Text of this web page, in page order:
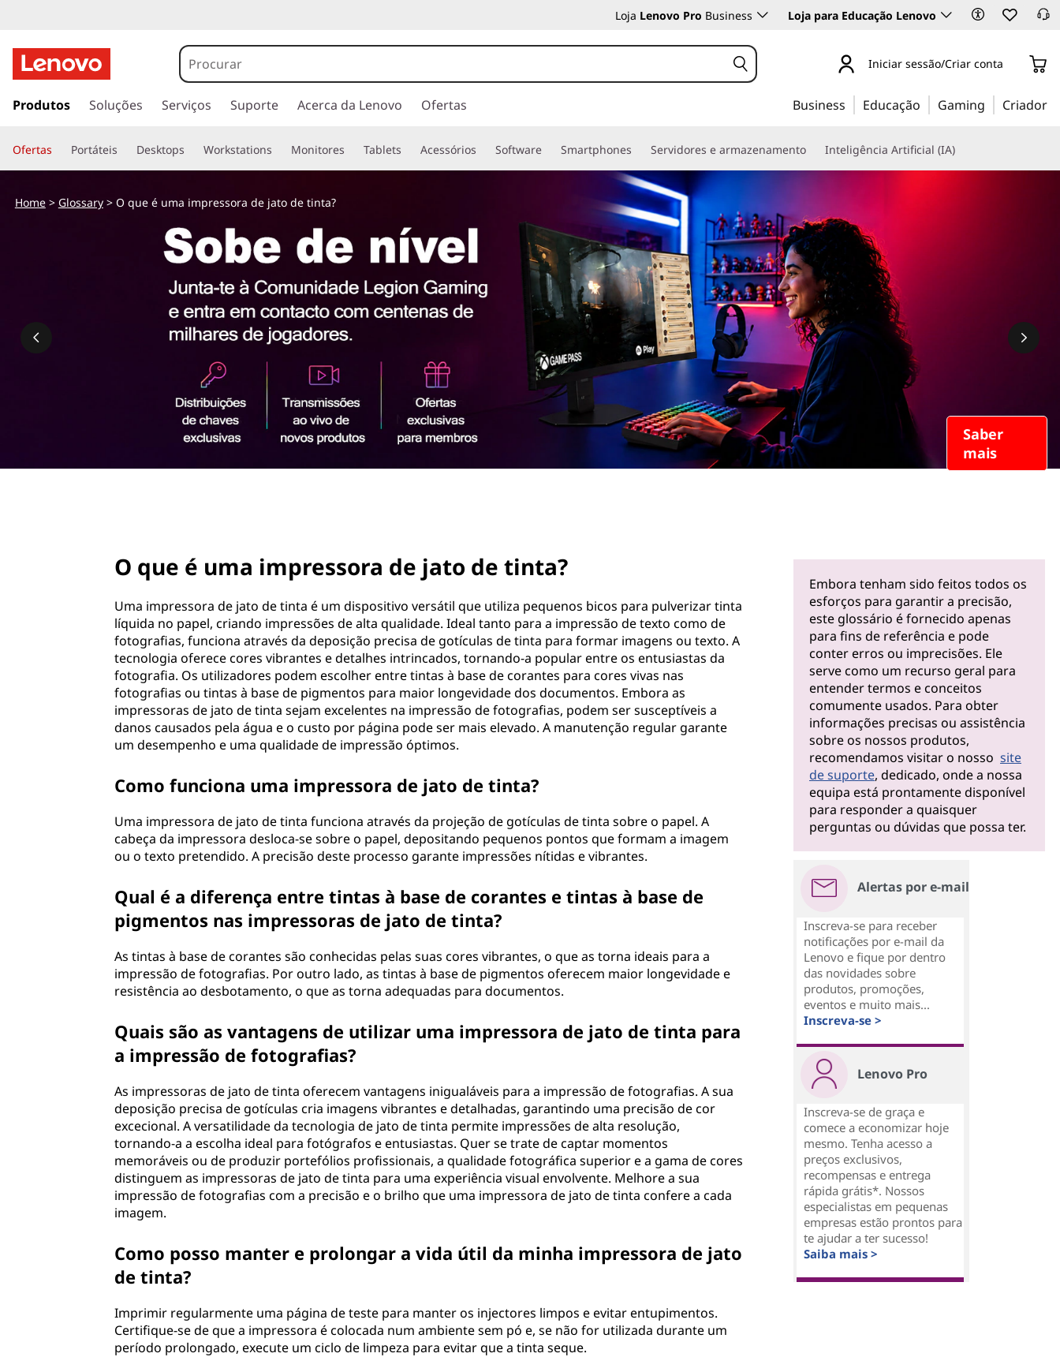
q
u
e
é
Loja Lenovo Pro Business Loja para Educação Lenovo
a
a
r
a
n
Iniciar sessão/Criar conta
Produtos Soluções Serviços Suporte Acerca da Lenovo Ofertas Business Educação Gaming Criador
Ofertas Portáteis Desktops Workstations Monitores Tablets Acessórios Software Smartphones Servidores e armazenamento Inteligência Artificial (IA)
Saber
mais
Home> Glossary> O que é uma impressora de jato de tinta?
O que é uma impressora de jato de tinta?
Uma impressora de jato de tinta é um dispositivo versátil que utiliza pequenos bicos para pulverizar tinta
líquida no papel, criando impressões de alta qualidade. Ideal tanto para a impressão de texto como de
fotografias, funciona através da deposição precisa de gotículas de tinta para formar imagens ou texto. A
tecnologia oferece cores vibrantes e detalhes intrincados, tornando-a popular entre os entusiastas da
fotografia. Os utilizadores podem escolher entre tintas à base de corantes para cores vivas nas
fotografias ou tintas à base de pigmentos para maior longevidade dos documentos. Embora as
impressoras de jato de tinta sejam excelentes na impressão de fotografias, podem ser susceptíveis a
danos causados pela água e o custo por página pode ser mais elevado. A manutenção regular garante
um desempenho e uma qualidade de impressão óptimos.
Como funciona uma impressora de jato de tinta?
Uma impressora de jato de tinta funciona através da projeção de gotículas de tinta sobre o papel. A
cabeça da impressora desloca-se sobre o papel, depositando pequenos pontos que formam a imagem
ou o texto pretendido. A precisão deste processo garante impressões nítidas e vibrantes.
Qual é a diferença entre tintas à base de corantes e tintas à base de
pigmentos nas impressoras de jato de tinta?
As tintas à base de corantes são conhecidas pelas suas cores vibrantes, o que as torna ideais para a
impressão de fotografias. Por outro lado, as tintas à base de pigmentos oferecem maior longevidade e
resistência ao desbotamento, o que as torna adequadas para documentos.
Quais são as vantagens de utilizar uma impressora de jato de tinta para
a impressão de fotografias?
As impressoras de jato de tinta oferecem vantagens inigualáveis para a impressão de fotografias. A sua
deposição precisa de gotículas cria imagens vibrantes e detalhadas, garantindo uma precisão de cor
excecional. A versatilidade da tecnologia de jato de tinta permite impressões de alta resolução,
tornando-a a escolha ideal para fotógrafos e entusiastas. Quer se trate de captar momentos
memoráveis ou de produzir portefólios profissionais, a qualidade fotográfica superior e a gama de cores
distinguem as impressoras de jato de tinta para uma experiência visual envolvente. Melhore a sua
impressão de fotografias com a precisão e o brilho que uma impressora de jato de tinta confere a cada
imagem.
Como posso manter e prolongar a vida útil da minha impressora de jato
de tinta?
Imprimir regularmente uma página de teste para manter os injectores limpos e evitar entupimentos.
Certifique-se de que a impressora é colocada num ambiente sem pó e, se não for utilizada durante um
período prolongado, execute um ciclo de limpeza para evitar que a tinta seque.
Embora tenham sido feitos todos os
esforços para garantir a precisão,
este glossário é fornecido apenas
para fins de referência e pode
conter erros ou imprecisões. Ele
serve como um recurso geral para
entender termos e conceitos
comumente usados. Para obter
informações precisas ou assistência
sobre os nossos produtos,
recomendamos visitar o nosso site
de suporte, dedicado, onde a nossa
equipa está prontamente disponível
para responder a quaisquer
perguntas ou dúvidas que possa ter.
Alertas por e-mail
Inscreva-se para receber
notificações por e-mail da
Lenovo e fique por dentro
das novidades sobre
produtos, promoções,
eventos e muito mais...
Inscreva-se >
Lenovo Pro
Inscreva-se de graça e
comece a economizar hoje
mesmo. Tenha acesso a
preços exclusivos,
recompensas e entrega
rápida grátis*. Nossos
especialistas em pequenas
empresas estão prontos para
te ajudar a ter sucesso!
Saiba mais >